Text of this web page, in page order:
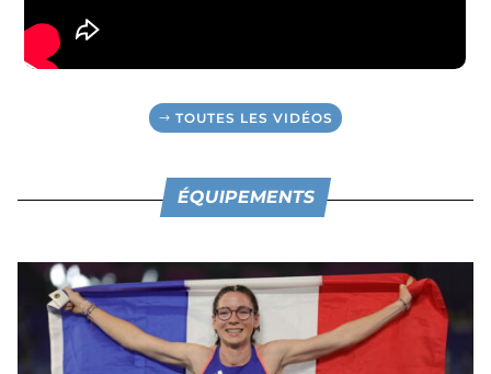
TOUTES LES VIDÉOS
ÉQUIPEMENTS